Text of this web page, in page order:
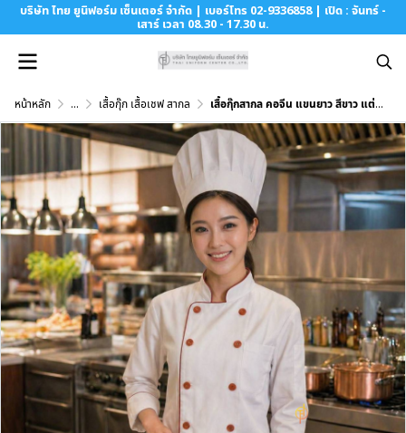
บริษัท ไทย ยูนิฟอร์ม เซ็นเตอร์ จำกัด | เบอร์โทร 02-9336858 | เปิด : จันทร์ -
เสาร์ เวลา 08.30 - 17.30 น.
หน้าหลัก ... เสื้อกุ๊ก เสื้อเชฟ สากล เสื้อกุ๊กสากล คอจีน แขนยาว สีขาว แต่งกุ๊นสีแดง